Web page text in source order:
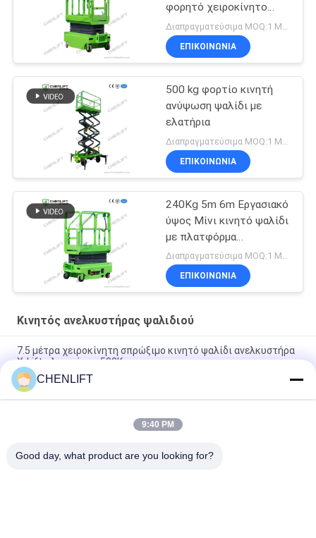
φορητό χειροκίνητο
ανυψωτικό ψαλίδι για
αποθήκη
ΕΠΙΚΟΙΝΩΝΙΑ
500 kg φορτίο κινητή
ανύψωση ψαλίδι με
ελατήρια
ΕΠΙΚΟΙΝΩΝΙΑ
240Kg 5m 6m Εργασιακό
ύψος Μίνι κινητό ψαλίδι
με πλατφόρμα
επέκτασης
Διαπραγματεύσιμα MOQ:1 Μονάδα
ΕΠΙΚΟΙΝΩΝΙΑ
Κινητός ανελκυστήρας ψαλιδιού
7.5 μέτρα χειροκίνητη σπρώξιμο κινητό ψαλίδι ανελκυστήρα
X-Lift πλατφόρμα 500Kg
14M Μικρό ηλεκτρικό ανελκυστήρα ψαλίδι με κινητήρα
συσκευή χωρητικότητα φόρτωσης σε 450Kg
Μίνι Εγχειρίδιο Πλατφόρμας Εναέριας Εργασίας 3,9 Μέτρων
CHENLIFT
9:40 PM
Good day, what product are you looking for?